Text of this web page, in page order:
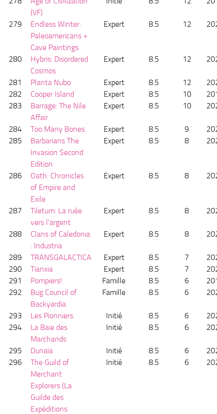
(VF)
279
Endless Winter:
Paleoamericans +
Cave Paintings
Expert 8.5 12
280
Hybris: Disordered
Cosmos
Expert 8.5 12
281 Planta Nubo Expert 8.5 12
282
Cooper Island Expert 8.5 10
283
Barrage: The Nile
Affair
Expert 8.5 10
284 Too Many Bones Expert 8.5 9
285
Barbarians The
Invasion Second
Edition
Expert 8.5 8
286
Oath: Chronicles
of Empire and
Exile
Expert 8.5 8
287
Tiletum: La ruée
vers l'argent
Expert 8.5 8
288
Clans of Caledonia
: Industria
Expert 8.5 8
289 TRANSGALACTICA Expert 8.5 7
290
Tianxia Expert 8.5 7
291
Pompiers! Famille 8.5 6
292
Bug Council of
Backyardia
Famille 8.5 6
293 Les Pionniers Initié 8.5 6
294
La Baie des
Marchands
Initié 8.5 6
295 Dunaïa Initié 8.5 6
296
The Guild of
Merchant
Explorers (La
Guilde des
Expéditions
Initié 8.5 6